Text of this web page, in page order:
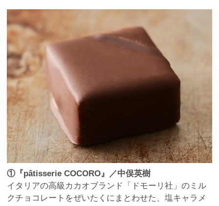
①『pâtisserie COCORO』／中俣英樹
イタリアの高級カカオブランド「ドモーリ社」のミル
クチョコレートをぜいたくにまとわせた、塩キャラメ